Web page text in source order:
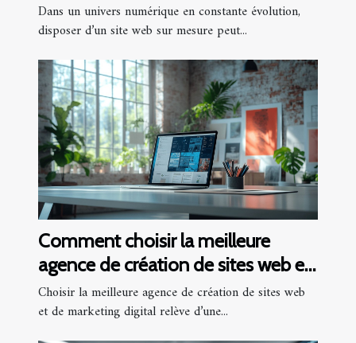
Dans un univers numérique en constante évolution,
disposer d’un site web sur mesure peut...
Comment choisir la meilleure
agence de création de sites web et
marketing digital
Choisir la meilleure agence de création de sites web
et de marketing digital relève d’une...